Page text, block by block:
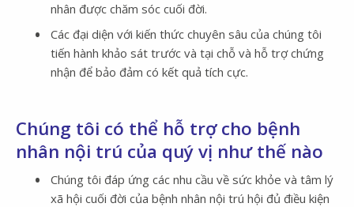
nhân được chăm sóc cuối đời.
Các đại diện với kiến thức chuyên sâu của chúng tôi
tiến hành khảo sát trước và tại chỗ và hỗ trợ chứng
nhận để bảo đảm có kết quả tích cực.
Chúng tôi có thể hỗ trợ cho bệnh
nhân nội trú của quý vị như thế nào
Chúng tôi đáp ứng các nhu cầu về sức khỏe và tâm lý
xã hội cuối đời của bệnh nhân nội trú hội đủ điều kiện